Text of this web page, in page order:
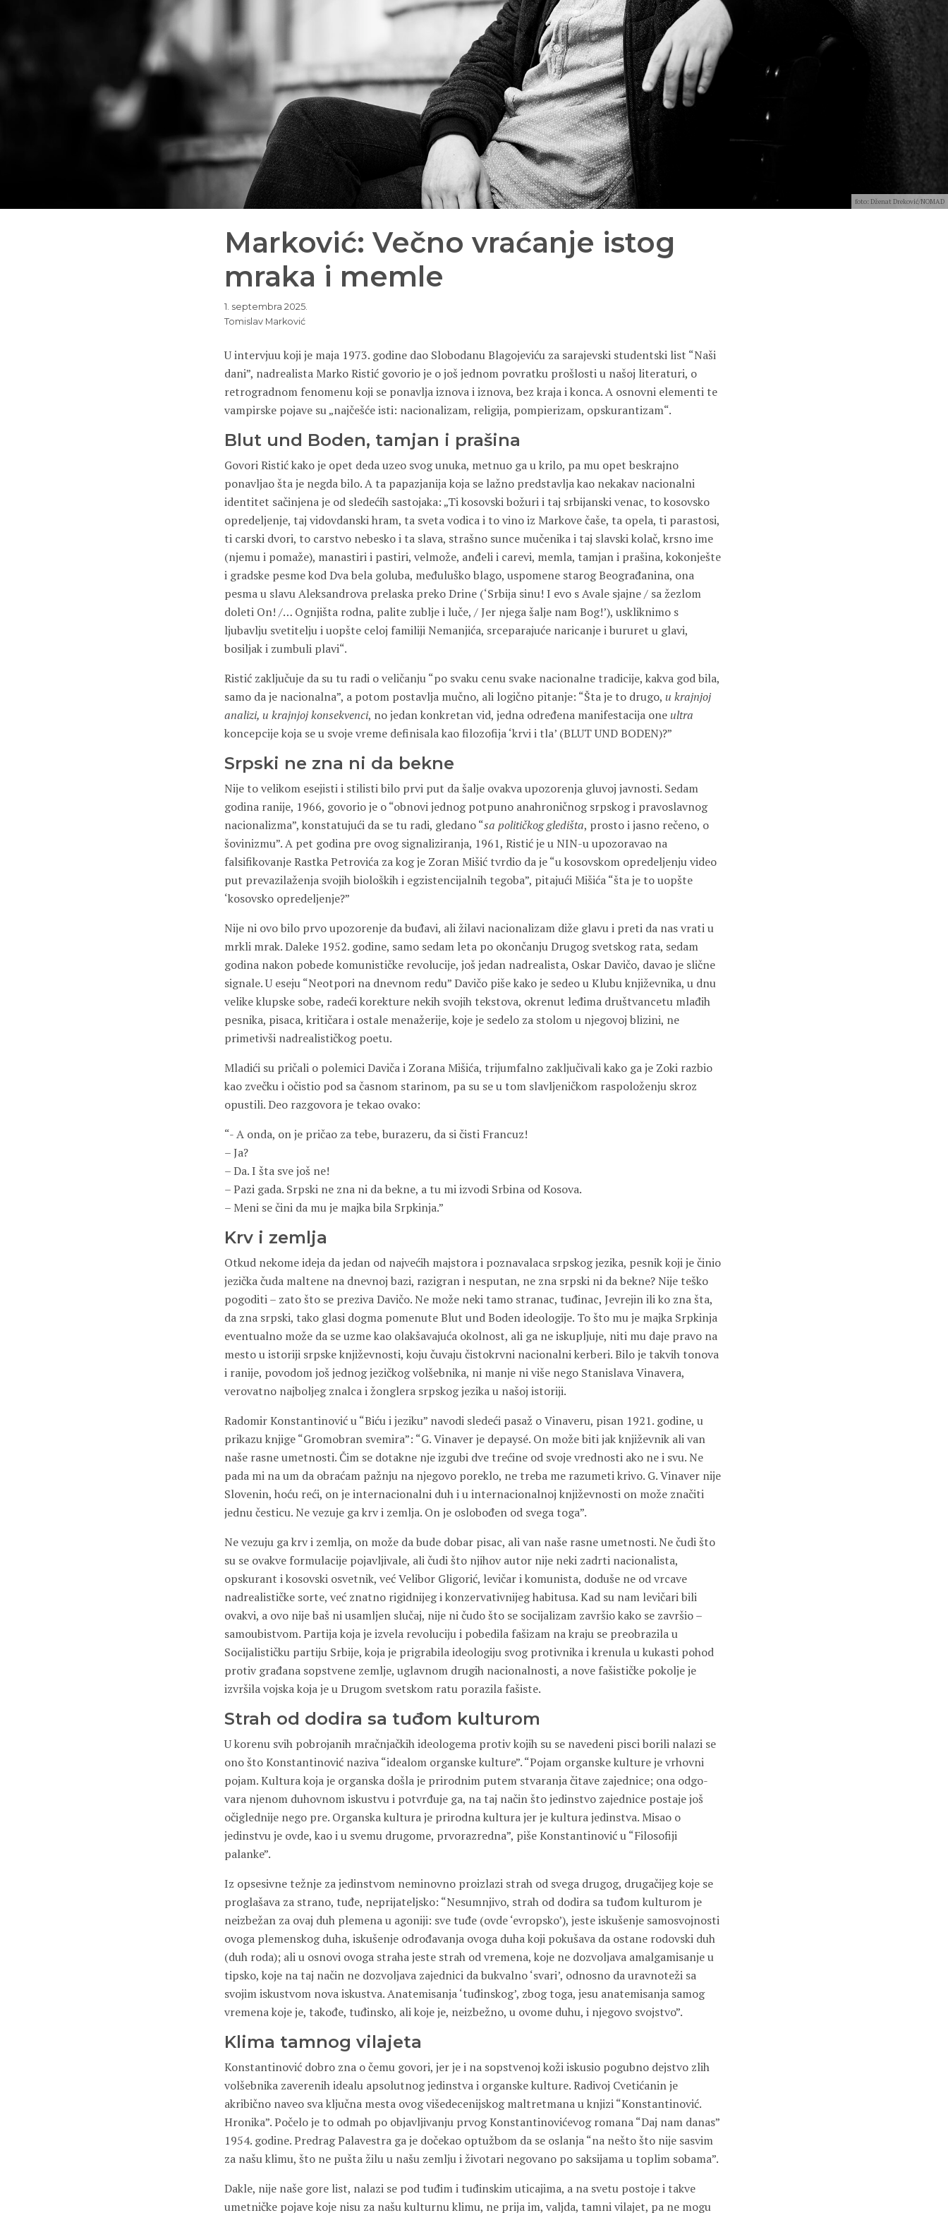
foto: Dženat Dreković/NOMAD
Marković: Večno vraćanje istog
mraka i memle
1. septembra 2025.
Tomislav Marković
U intervjuu koji je maja 1973. godine dao Slobodanu Blagojeviću za sarajevski studentski list “Naši
dani”, nadrealista Marko Ristić govorio je o još jednom povratku prošlosti u našoj literaturi, o
retrogradnom fenomenu koji se ponavlja iznova i iznova, bez kraja i konca. A osnovni elementi te
vampirske pojave su „najčešće isti: nacionalizam, religija, pompierizam, opskurantizam“.
Blut und Boden, tamjan i prašina
Govori Ristić kako je opet deda uzeo svog unuka, metnuo ga u krilo, pa mu opet beskrajno
ponavljao šta je negda bilo. A ta papazjanija koja se lažno predstavlja kao nekakav nacionalni
identitet sačinjena je od sledećih sastojaka: „Ti kosovski božuri i taj srbijanski venac, to kosovsko
opredeljenje, taj vidovdanski hram, ta sveta vodica i to vino iz Markove čaše, ta opela, ti parastosi,
ti carski dvori, to carstvo nebesko i ta slava, strašno sunce mučenika i taj slavski kolač, krsno ime
(njemu i pomaže), manastiri i pastiri, velmože, anđeli i carevi, memla, tamjan i prašina, kokonješte
i gradske pesme kod Dva bela goluba, međuluško blago, uspomene starog Beograđanina, ona
pesma u slavu Aleksandrova prelaska preko Drine (‘Srbija sinu! I evo s Avale sjajne / sa žezlom
doleti On! /… Ognjišta rodna, palite zublje i luče, / Jer njega šalje nam Bog!’), uskliknimo s
ljubavlju svetitelju i uopšte celoj familiji Nemanjića, srceparajuće naricanje i bururet u glavi,
bosiljak i zumbuli plavi“.
Ristić zaključuje da su tu radi o veličanju “po svaku cenu svake nacionalne tradicije, kakva god bila,
samo da je nacionalna”, a potom postavlja mučno, ali logično pitanje: “Šta je to drugo, u krajnjoj
analizi, u krajnjoj konsekvenci, no jedan konkretan vid, jedna određena manifestacija one ultra
koncepcije koja se u svoje vreme definisala kao filozofija ‘krvi i tla’ (BLUT UND BODEN)?”
Srpski ne zna ni da bekne
Nije to velikom esejisti i stilisti bilo prvi put da šalje ovakva upozorenja gluvoj javnosti. Sedam
godina ranije, 1966, govorio je o “obnovi jednog potpuno anahroničnog srpskog i pravoslavnog
nacionalizma”, konstatujući da se tu radi, gledano “sa političkog gledišta, prosto i jasno rečeno, o
šovinizmu”. A pet godina pre ovog signaliziranja, 1961, Ristić je u NIN-u upozoravao na
falsifikovanje Rastka Petrovića za kog je Zoran Mišić tvrdio da je “u kosovskom opredeljenju video
put prevazilaženja svojih bioloških i egzistencijalnih tegoba”, pitajući Mišića “šta je to uopšte
‘kosovsko opredeljenje?”
Nije ni ovo bilo prvo upozorenje da buđavi, ali žilavi nacionalizam diže glavu i preti da nas vrati u
mrkli mrak. Daleke 1952. godine, samo sedam leta po okončanju Drugog svetskog rata, sedam
godina nakon pobede komunističke revolucije, još jedan nadrealista, Oskar Davičo, davao je slične
signale. U eseju “Neotpori na dnevnom redu” Davičo piše kako je sedeo u Klubu književnika, u dnu
velike klupske sobe, radeći korekture nekih svojih tekstova, okrenut leđima društvancetu mlađih
pesnika, pisaca, kritičara i ostale menažerije, koje je sedelo za stolom u njegovoj blizini, ne
primetivši nadrealističkog poetu.
Mladići su pričali o polemici Daviča i Zorana Mišića, trijumfalno zaključivali kako ga je Zoki razbio
kao zvečku i očistio pod sa časnom starinom, pa su se u tom slavljeničkom raspoloženju skroz
opustili. Deo razgovora je tekao ovako:
“- A onda, on je pričao za tebe, burazeru, da si čisti Francuz!
– Ja?
– Da. I šta sve još ne!
– Pazi gada. Srpski ne zna ni da bekne, a tu mi izvodi Srbina od Kosova.
– Meni se čini da mu je majka bila Srpkinja.”
Krv i zemlja
Otkud nekome ideja da jedan od najvećih majstora i poznavalaca srpskog jezika, pesnik koji je činio
jezička čuda maltene na dnevnoj bazi, razigran i nesputan, ne zna srpski ni da bekne? Nije teško
pogoditi – zato što se preziva Davičo. Ne može neki tamo stranac, tuđinac, Jevrejin ili ko zna šta,
da zna srpski, tako glasi dogma pomenute Blut und Boden ideologije. To što mu je majka Srpkinja
eventualno može da se uzme kao olakšavajuća okolnost, ali ga ne iskupljuje, niti mu daje pravo na
mesto u istoriji srpske književnosti, koju čuvaju čistokrvni nacionalni kerberi. Bilo je takvih tonova
i ranije, povodom još jednog jezičkog volšebnika, ni manje ni više nego Stanislava Vinavera,
verovatno najboljeg znalca i žonglera srpskog jezika u našoj istoriji.
Radomir Konstantinović u “Biću i jeziku” navodi sledeći pasaž o Vinaveru, pisan 1921. godine, u
prikazu knjige “Gromobran svemira”: “G. Vinaver je depaysé. On može biti jak književnik ali van
naše rasne umetnosti. Čim se dotakne nje izgubi dve trećine od svoje vrednosti ako ne i svu. Ne
pada mi na um da obraćam pažnju na njegovo poreklo, ne treba me razumeti krivo. G. Vinaver nije
Slovenin, hoću reći, on je internacionalni duh i u internacionalnoj književnosti on može značiti
jednu česticu. Ne vezuje ga krv i zemlja. On je oslobođen od svega toga”.
Ne vezuju ga krv i zemlja, on može da bude dobar pisac, ali van naše rasne umetnosti. Ne čudi što
su se ovakve formulacije pojavljivale, ali čudi što njihov autor nije neki zadrti nacionalista,
opskurant i kosovski osvetnik, već Velibor Gligorić, levičar i komunista, doduše ne od vrcave
nadrealističke sorte, već znatno rigidnijeg i konzervativnijeg habitusa. Kad su nam levičari bili
ovakvi, a ovo nije baš ni usamljen slučaj, nije ni čudo što se socijalizam završio kako se završio –
samoubistvom. Partija koja je izvela revoluciju i pobedila fašizam na kraju se preobrazila u
Socijalističku partiju Srbije, koja je prigrabila ideologiju svog protivnika i krenula u kukasti pohod
protiv građana sopstvene zemlje, uglavnom drugih nacionalnosti, a nove fašističke pokolje je
izvršila vojska koja je u Drugom svetskom ratu porazila fašiste.
Strah od dodira sa tuđom kulturom
U korenu svih pobrojanih mračnjačkih ideologema protiv kojih su se navedeni pisci borili nalazi se
ono što Konstantinović naziva “idealom organske kulture”. “Pojam organske kulture je vrhovni
pojam. Kultura koja je or­ganska došla je prirodnim putem stvaranja čitave zajednice; ona odgo­
vara njenom duhovnom iskustvu i potvrđuje ga, na taj način što jedin­stvo zajednice postaje još
očiglednije nego pre. Organska kultura je prirodna kultura jer je kultura jedinstva. Misao o
jedinstvu je ovde, kao i u svemu drugome, prvorazredna”, piše Konstantinović u “Filosofiji
palanke”.
Iz opsesivne težnje za jedinstvom neminovno proizlazi strah od svega drugog, drugačijeg koje se
proglašava za strano, tuđe, neprijateljsko: “Nesumnjivo, strah od dodira sa tuđom kulturom je
neizbežan za ovaj duh plemena u agoniji: sve tuđe (ovde ‘evropsko’), jeste iskušenje samosvojnosti
ovoga plemenskog duha, iskušenje odrođavanja ovoga duha koji pokušava da ostane rodovski duh
(duh roda); ali u osnovi ovoga straha jeste strah od vremena, koje ne dozvoljava amalgamisanje u
tipsko, koje na taj način ne dozvoljava zajednici da bukvalno ‘svari’, odnosno da uravnoteži sa
svojim iskustvom nova iskustva. Anatemisanja ‘tuđinskog’, zbog toga, jesu anatemisanja samog
vremena koje je, takođe, tuđinsko, ali koje je, neizbežno, u ovome duhu, i njegovo svojstvo”.
Klima tamnog vilajeta
Konstantinović dobro zna o čemu govori, jer je i na sopstvenoj koži iskusio pogubno dejstvo zlih
volšebnika zaverenih idealu apsolutnog jedinstva i organske kulture. Radivoj Cvetićanin je
akribično naveo sva ključna mesta ovog višedecenijskog maltretmana u knjizi “Konstantinović.
Hronika”. Počelo je to odmah po objavljivanju prvog Konstantinovićevog romana “Daj nam danas”
1954. godine. Predrag Palavestra ga je dočekao optužbom da se oslanja “na nešto što nije sasvim
za našu klimu, što ne pušta žilu u našu zemlju i životari negovano po saksijama u toplim sobama”.
Dakle, nije naše gore list, nalazi se pod tuđim i tuđinskim uticajima, a na svetu postoje i takve
umetničke pojave koje nisu za našu kulturnu klimu, ne prija im, valjda, tamni vilajet, pa ne mogu